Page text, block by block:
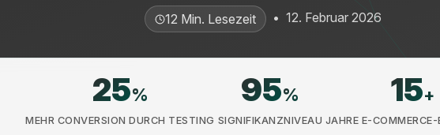
12 Min. Lesezeit • 12. Februar 2026
25%
MEHR CONVERSION DURCH TESTING
95%
SIGNIFIKANZNIVEAU
15+
JAHRE E-COMMERCE-